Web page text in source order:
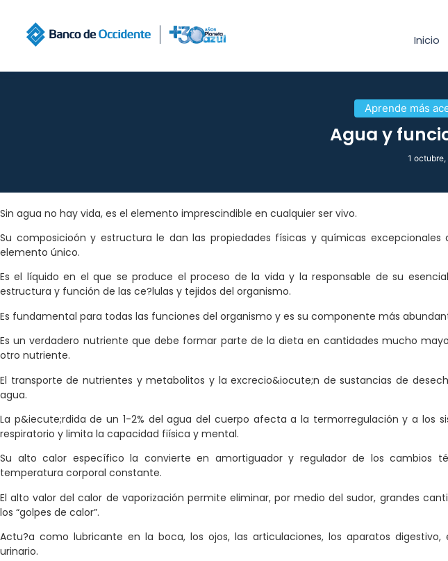
Inicio
Aprende más
Agua y
1 octubre,
Sin agua no hay vida, es el elemento imprescindible en cualquier ser vivo.
Su composicioón y estructura le dan las propiedades físicas y químicas
elemento único.
Es el líquido en el que se produce el proceso de la vida y la responsable de su
estructura y función de las ce?lulas y tejidos del organismo.
Es fundamental para todas las funciones del organismo y es su componente más
Es un verdadero nutriente que debe formar parte de la dieta en cantidades mucho
otro nutriente.
El transporte de nutrientes y metabolitos y la excrecio&iocute;n de sustancias de
agua.
La p&iecute;rdida de un 1-2% del agua del cuerpo afecta a la termorregulación y a los
respiratorio y limita la capacidad fiísica y mental.
Su alto calor específico la convierte en amortiguador y regulador de los cambios
temperatura corporal constante.
El alto valor del calor de vaporización permite eliminar, por medio del sudor, grandes
los “golpes de calor”.
Actu?a como lubricante en la boca, los ojos, las articulaciones, los aparatos digestivo,
urinario.